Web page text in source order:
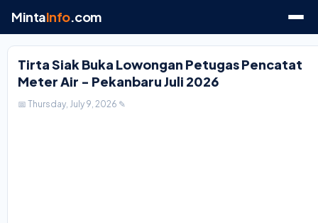
MintaInfo.com
Tirta Siak Buka Lowongan Petugas Pencatat
Meter Air - Pekanbaru Juli 2026
📅 Thursday, July 9, 2026 ✎